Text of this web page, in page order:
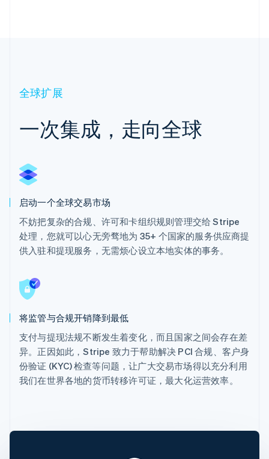
全球扩展
一次集成，走向全球
启动一个全球交易市场
不妨把复杂的合规、许可和卡组织规则管理交给 Stripe
处理，您就可以心无旁骛地为 35+ 个国家的服务供应商提
供入驻和提现服务，无需烦心设立本地实体的事务。
将监管与合规开销降到最低
支付与提现法规不断发生着变化，而且国家之间会存在差
异。正因如此，Stripe 致力于帮助解决 PCI 合规、客户身
份验证 (KYC) 检查等问题，让广大交易市场得以充分利用
我们在世界各地的货币转移许可证，最大化运营效率。